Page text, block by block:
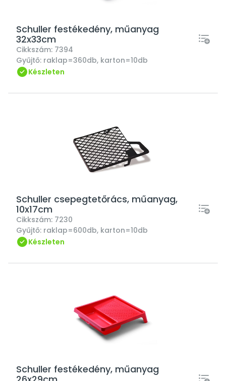
Schuller festékedény, műanyag
32x33cm
Cikkszám: 7394
Gyűjtő: raklap=360db, karton=10db
Készleten
Schuller csepegtetőrács, műanyag,
10x17cm
Cikkszám: 7230
Gyűjtő: raklap=600db, karton=10db
Készleten
Schuller festékedény, műanyag